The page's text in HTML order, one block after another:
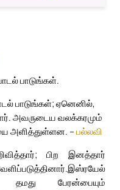
பாடுங்கள்.
பாடுங்கள்; ஏனெனில்,
அவருடைய வலக்கரமும்
அளித்துள்ளன. – பல்லவி
பிற இனத்தார்
இஸ்ரயேல்
தமது பேரன்பையும்